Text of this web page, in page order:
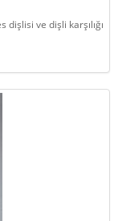
ve dişli karşılığı